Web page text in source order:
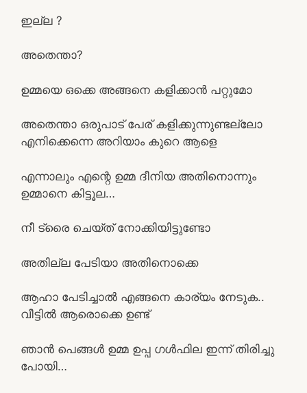
ഇല്ല ?
അതെന്താ?
ഉമ്മയെ ഒക്കെ അങ്ങനെ കളിക്കാൻ പറ്റുമോ
അതെന്താ ഒരുപാട് പേര് കളിക്കുന്നുണ്ടല്ലോ
എനിക്കെന്നെ അറിയാം കുറെ ആളെ
എന്നാലും എന്റെ ഉമ്മ ദീനിയ അതിനൊന്നും
ഉമ്മാനെ കിട്ടൂല…
നീ ട്രൈ ചെയ്ത് നോക്കിയിട്ടുണ്ടോ
അതില്ല പേടിയാ അതിനൊക്കെ
ആഹാ പേടിച്ചാൽ എങ്ങനെ കാര്യം നേടുക..
വീട്ടിൽ ആരൊക്കെ ഉണ്ട്
ഞാൻ പെങ്ങൾ ഉമ്മ ഉപ്പ ഗൾഫില ഇന്ന് തിരിച്ചു
പോയി…